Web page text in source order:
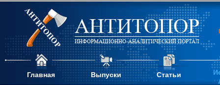
АНТИТОПОР
ИНФОРМАЦИОННО-АНАЛИТИЧЕСКИЙ ПОРТАЛ
Главная Выпуски Статьи